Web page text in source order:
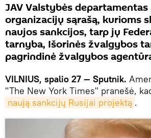
JAV Valstybės
organizacijų sąrašą, kurioms
naujos sankcijos, tarp jų
tarnyba, Išorinės žvalgybos
pagrindinė žvalgybos
VILNIUS, spalio 27 — Sputnik.
"The New York Times" pranešė,
naują sankcijų Rusijai projektą .